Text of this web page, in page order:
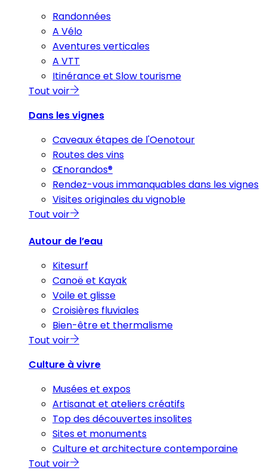
Randonnées
A Vélo
Aventures verticales
A VTT
Itinérance et Slow tourisme
Tout voir
Dans les vignes
Caveaux étapes de l'Oenotour
Routes des vins
Œnorandos®
Rendez-vous immanquables dans les vignes
Visites originales du vignoble
Tout voir
Autour de l’eau
Kitesurf
Canoë et Kayak
Voile et glisse
Croisières fluviales
Bien-être et thermalisme
Tout voir
Culture à vivre
Musées et expos
Artisanat et ateliers créatifs
Top des découvertes insolites
Sites et monuments
Culture et architecture contemporaine
Tout voir